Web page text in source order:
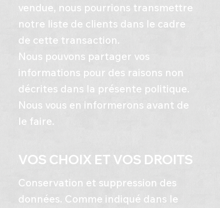
vendue, nous pourrions transmettre
notre liste de clients dans le cadre
de cette transaction.
Nous pouvons partager vos
informations pour des raisons non
décrites dans la présente politique.
Nous vous en informerons avant de
le faire.
VOS CHOIX ET VOS DROITS
Conservation et suppression des
données. Comme indiqué dans le